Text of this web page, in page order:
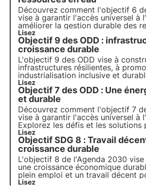
adultes.
Découvrez comment l'objectif 6
vise à garantir l'accès universel à
améliorer la gestion durable des
et de l'assainissement et à
écosystèmes aquatiques.
Lisez
Objectif 9 des ODD :
croissance durable
L'objectif 9 des ODD vise à
infrastructures résilientes, à
industrialisation inclusive et
pour la croissance économique.
comment les investissements dans
infrastructures durables et les
propres peuvent contribuer à la r
Lisez
Objectif 7 des ODD : Une
et durable
Découvrez comment l'objectif 7
vise à garantir l'accès universel à
Explorez les défis et les solutions
les énergies renouvelables et
énergétique, le rôle des
innovants dans ce domaine.
Lisez
Objectif SDG 8 : Travail
croissance durable
L'objectif 8 de l'Agenda 2030
une croissance économique
plein emploi et un travail décent
cet article, nous examinerons les
Lisez